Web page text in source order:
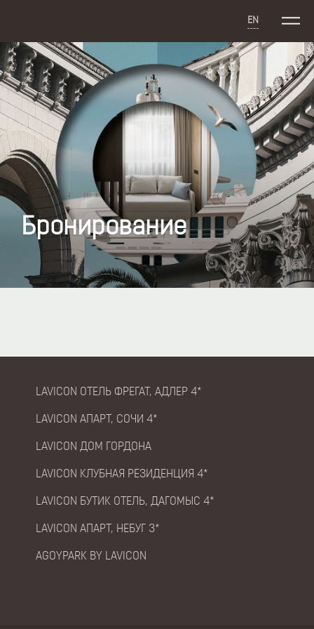
EN
Бронирование
LAVICON ОТЕЛЬ ФРЕГАТ, АДЛЕР 4*
LAVICON АПАРТ, СОЧИ 4*
LAVICON ДОМ ГОРДОНА
LAVICON КЛУБНАЯ РЕЗИДЕНЦИЯ 4*
LAVICON БУТИК ОТЕЛЬ, ДАГОМЫС 4*
LAVICON АПАРТ, НЕБУГ 3*
AGOYPARK BY LAVICON